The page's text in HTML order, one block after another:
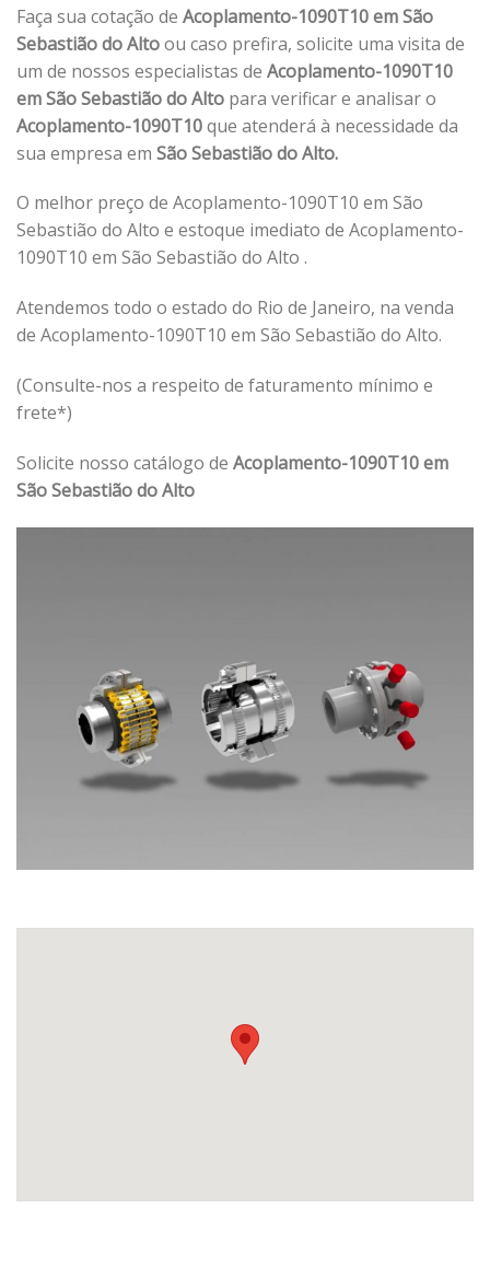
Faça sua cotação de Acoplamento-1090T10 em São
Sebastião do Altoou caso prefira, solicite uma visita de
um de nossos especialistas de Acoplamento-1090T10
em São Sebastião do Alto para verificar e analisar o
Acoplamento-1090T10que atenderá à necessidade da
sua empresa em São Sebastião do Alto.
O melhor preço de Acoplamento-1090T10 em São
Sebastião do Alto e estoque imediato de Acoplamento-
1090T10 em São Sebastião do Alto .
Atendemos todo o estado do Rio de Janeiro, na venda
de Acoplamento-1090T10 em São Sebastião do Alto.
(Consulte-nos a respeito de faturamento mínimo e
frete*)
Solicite nosso catálogo de Acoplamento-1090T10 em
São Sebastião do Alto